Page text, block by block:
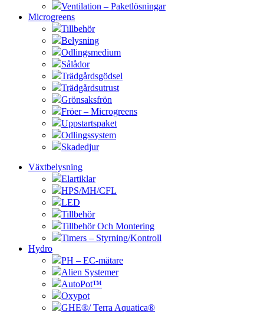
Ventilation – Paketlösningar
Microgreens
Tillbehör
Belysning
Odlingsmedium
Sålådor
Trädgårdsgödsel
Trädgårdsutrust
Grönsaksfrön
Fröer – Microgreens
Uppstartspaket
Odlingssystem
Skadedjur
Växtbelysning
Elartiklar
HPS/MH/CFL
LED
Tillbehör
Tillbehör Och Montering
Timers – Styrning/Kontroll
Hydro
PH – EC-mätare
Alien Systemer
AutoPot™
Oxypot
GHE®/ Terra Aquatica®